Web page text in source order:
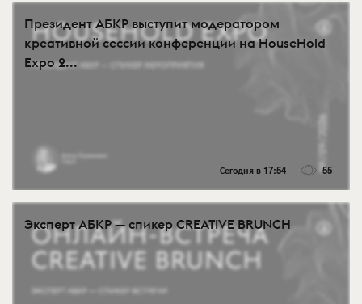
Президент АБКР выступит модератором
креативной сессии конференции на HouseHold
Expo 2...
Сегодня в 17:54 55
Эксперт АБКР — спикер CREATIVE BRUNCH